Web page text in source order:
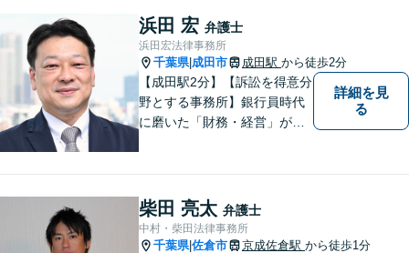
域の皆様の生活に貢献してま
いりました。豊富な経験を活
かし地域の法律問題をサポー
トいたします。
浜田 宏 弁護士
浜田宏法律事務所
千葉県| 成田市 成田駅 から徒歩2分
【成田駅2分】【訴訟を得意分
野とする事務所】銀行員時代
に磨いた「財務・経営」が強
すいパートナーを目指してい
ます。【元裁判官の弁護士も
在籍】企業法務を中心に、個
詳細を見
る
柴田 亮太 弁護士
中村・柴田法律事務所
千葉県|佐倉市 京成佐倉駅 から徒歩1分